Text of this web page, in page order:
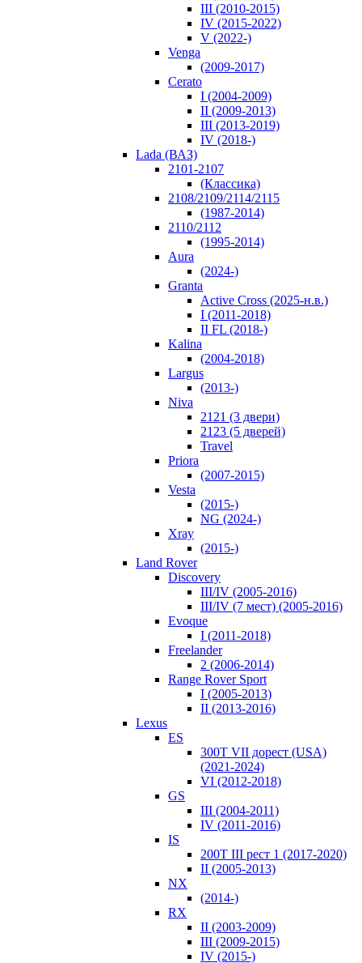
III (2010-2015)
IV (2015-2022)
V (2022-)
Venga
(2009-2017)
Сerato
I (2004-2009)
II (2009-2013)
III (2013-2019)
IV (2018-)
Lada (ВАЗ)
2101-2107
(Классика)
2108/2109/2114/2115
(1987-2014)
2110/2112
(1995-2014)
Aura
(2024-)
Granta
Active Cross (2025-н.в.)
I (2011-2018)
II FL (2018-)
Kalina
(2004-2018)
Largus
(2013-)
Niva
2121 (3 двери)
2123 (5 дверей)
Travel
Priora
(2007-2015)
Vesta
(2015-)
NG (2024-)
Xray
(2015-)
Land Rover
Discovery
III/IV (2005-2016)
III/IV (7 мест) (2005-2016)
Evoque
I (2011-2018)
Freelander
2 (2006-2014)
Range Rover Sport
I (2005-2013)
II (2013-2016)
Lexus
ES
300T VII дорест (USA)
(2021-2024)
VI (2012-2018)
GS
III (2004-2011)
IV (2011-2016)
IS
200T III рест 1 (2017-2020)
II (2005-2013)
NX
(2014-)
RX
II (2003-2009)
III (2009-2015)
IV (2015-)